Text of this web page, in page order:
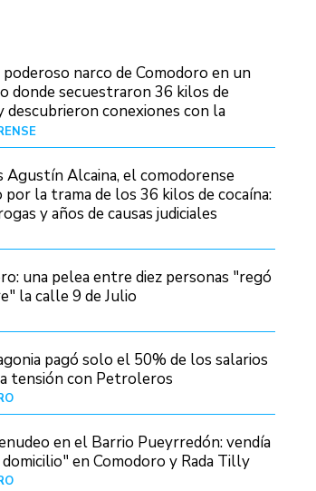
poderoso narco de Comodoro en un
donde secuestraron 36 kilos de
descubrieron conexiones con la
Agustín Alcaina, el comodorense
por la trama de los 36 kilos de cocaína:
y años de causas judiciales
una pelea entre diez personas "regó
la calle 9 de Julio
pagó solo el 50% de los salarios
tensión con Petroleros
en el Barrio Pueyrredón: vendía
en Comodoro y Rada Tilly